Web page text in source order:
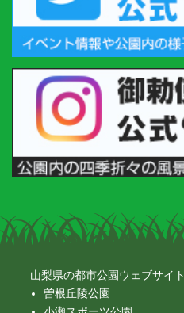
山梨県の都市公園ウェブサイト
曽根丘陵公園